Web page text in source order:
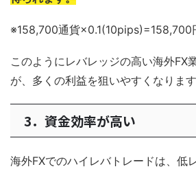
※158,700通貨×0.1(10pips)=158,700
このようにレバレッジの高い海外FX
が、多くの利益を狙いやすくなります
3．資金効率が高い
海外FXでのハイレバトレードは、低